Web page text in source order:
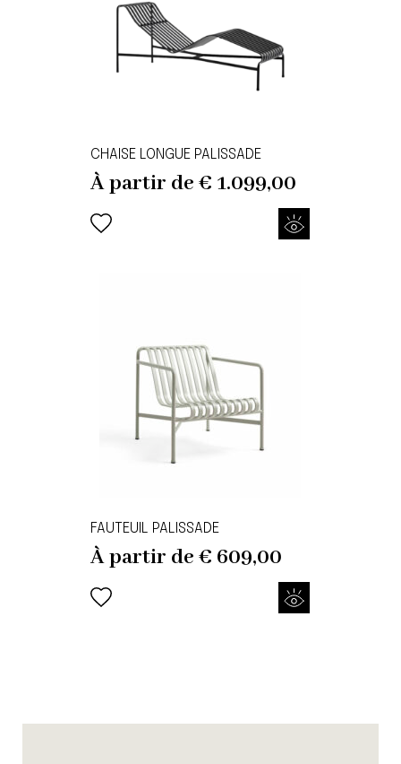
CHAISE LONGUE PALISSADE
À partir de€ 1.099,00
FAUTEUIL PALISSADE
À partir de€ 609,00